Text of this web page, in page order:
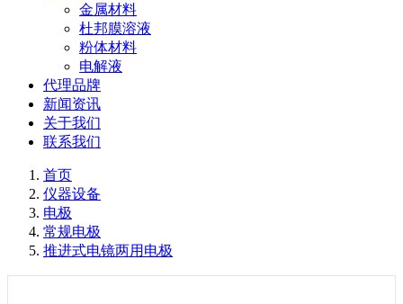
金属材料
杜邦膜溶液
粉体材料
电解液
代理品牌
新闻资讯
关于我们
联系我们
首页
仪器设备
电极
常规电极
推进式电镜两用电极